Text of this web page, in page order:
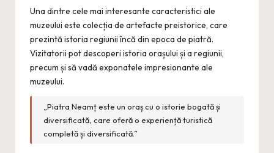
Una dintre cele mai interesante caracteristici ale
muzeului este colecția de artefacte preistorice, care
prezintă istoria regiunii încă din epoca de piatră.
Vizitatorii pot descoperi istoria orașului și a regiunii,
precum și să vadă exponatele impresionante ale
muzeului.
„Piatra Neamț este un oraș cu o istorie bogată și
diversificată, care oferă o experiență turistică
completă și diversificată.”